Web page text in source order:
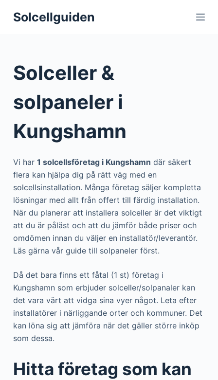
S
o
o
Solcellguiden
Solceller &
solpaneler i
Kungshamn
Vi har 1 solcellsföretag i Kungshamn där säkert
flera kan hjälpa dig på rätt väg med en
solcellsinstallation. Många företag säljer kompletta
lösningar med allt från offert till färdig installation.
När du planerar att installera solceller är det viktigt
att du är påläst och att du jämför både priser och
omdömen innan du väljer en installatör/leverantör.
Läs gärna vår guide till solpaneler först.
Då det bara finns ett fåtal (1 st) företag i
Kungshamn som erbjuder solceller/solpanaler kan
det vara värt att vidga sina vyer något. Leta efter
installatörer i närliggande orter och kommuner. Det
kan löna sig att jämföra när det gäller större inköp
som dessa.
Hitta företag som kan